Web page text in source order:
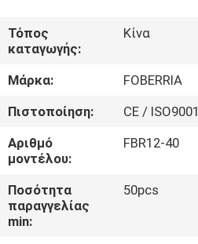
ΠΕΡΊΠΟΥ
ΕΜΕΊΣ
ΓΎΡΟΣ
ΕΡΓΟΣΤΑΣΊΩΝ
ΠΟΙΟΤΙΚΌΣ
ΈΛΕΓΧΟΣ
Τόπος
καταγωγής:
Κίνα
Μάρκα:
FOBERRIA
Πιστοποίηση:
CE / ISO9001
Αριθμό
μοντέλου:
FBR12-40
Ποσότητα
παραγγελίας
min:
50pcs